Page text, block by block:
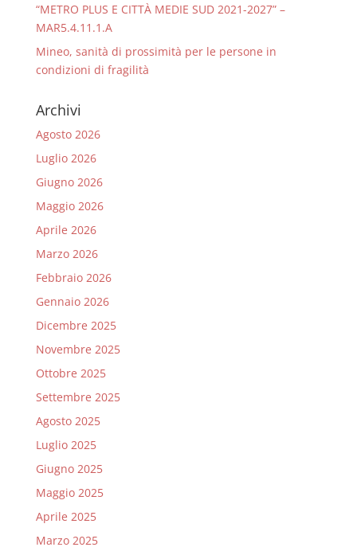
“METRO PLUS E CITTÀ MEDIE SUD 2021-2027” –
MAR5.4.11.1.A
Mineo, sanità di prossimità per le persone in
condizioni di fragilità
Archivi
Agosto 2026
Luglio 2026
Giugno 2026
Maggio 2026
Aprile 2026
Marzo 2026
Febbraio 2026
Gennaio 2026
Dicembre 2025
Novembre 2025
Ottobre 2025
Settembre 2025
Agosto 2025
Luglio 2025
Giugno 2025
Maggio 2025
Aprile 2025
Marzo 2025